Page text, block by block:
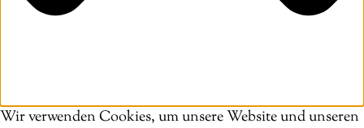
Wir verwenden Cookies, um unsere Website und unseren